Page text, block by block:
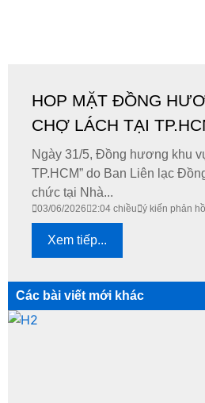
HOP MẶT ĐỒNG
CHỢ LÁCH TẠI
Ngày 31/5, Đồng hương khu
TP.HCM” do Ban Liên lạc
chức tại Nhà...
03/06/2026 2:04 chiều ý kiến phản
Xem tiếp...
Các bài viết mới khác